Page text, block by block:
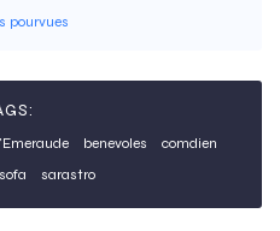
pourvues
benevoles
comdien
sarastro